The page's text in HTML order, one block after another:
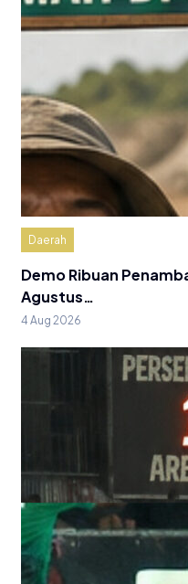
Daerah
Demo Ribuan
Agustus…
4 Aug 2026